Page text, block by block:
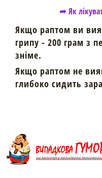
➦ Як
Якщо раптом ви
грипу - 200 грам з
зніме.
Якщо раптом не
глибоко сидить